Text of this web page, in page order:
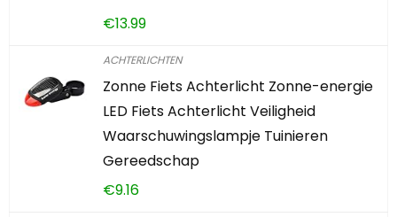
€13.99
ACHTERLICHTEN
Zonne Fiets Achterlicht Zonne-energie
LED Fiets Achterlicht Veiligheid
Waarschuwingslampje Tuinieren
Gereedschap
€9.16